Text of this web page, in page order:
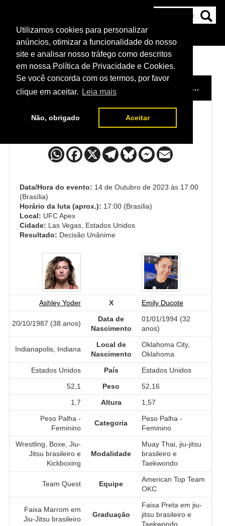
Utilizamos cookies para personalizar
anúncios, otimizar a funcionalidade do nosso
site e analisar nosso tráfego como descritos
em nossa Política de Privacidade e Cookies.
Se você concorda com os termos, por favor
clique em aceitar.
Leia mais
Não, obrigado Aceitar
NOTÍCIAS
HOME EVENTO / UFC VEGAS 81 - YUSUFF X BARBOZA
Ashley Yoder x Emily Ducote
Data/Hora do evento: 14 de Outubro de 2023 às 17:00
(Brasília)
Horário da luta (aprox.): 17:00 (Brasília)
Local: UFC Apex
Cidade: Las Vegas, Estados Unidos
Resultado: Decisão Unânime
Ashley Yoder X Emily Ducote
20/10/1987 (38 anos)
Data de
Nascimento
01/01/1994 (32
anos)
Indianapolis, Indiana
Local de
Nascimento
Oklahoma City,
Oklahoma
Estados Unidos
País
Estados Unidos
52,1
Peso
52,16
1,7
Altura
1,57
Peso Palha -
Feminino
Categoria
Peso Palha -
Feminino
Wrestling, Boxe, Jiu-
Jitsu brasileiro e
Kickboxing
Modalidade
Muay Thai, jiu-jitsu
brasileiro e
Taekwondo
Team Quest Equipe
American Top Team
OKC
Faixa Marrom em
Jiu-Jitsu brasileiro
Graduação
Faixa Preta em jiu-
jitsu brasileiro e
Taekwondo